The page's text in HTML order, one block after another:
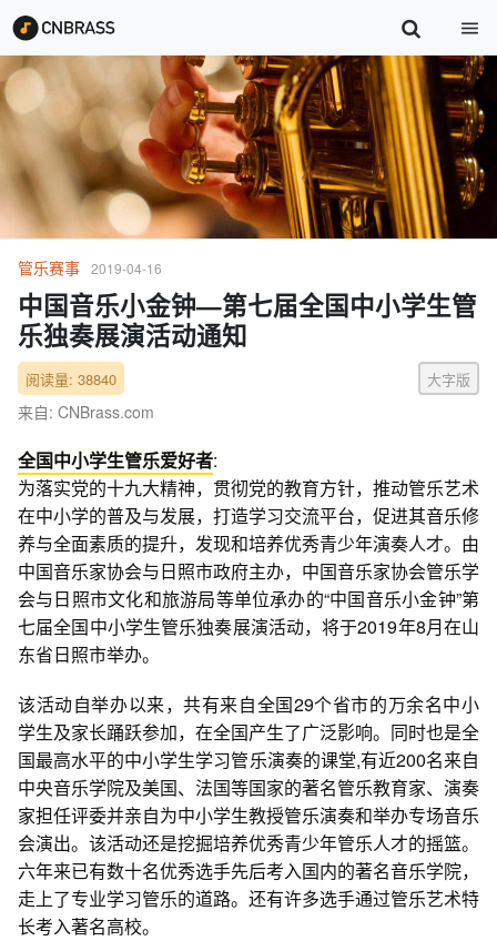
管乐赛事 2019-04-16
中国音乐小金钟—第七届全国中小学生管
乐独奏展演活动通知
阅读量: 38840 大字版
来自: CNBrass.com
全国中小学生管乐爱好者:
为落实党的十九大精神，贯彻党的教育方针，推动管乐艺术
在中小学的普及与发展，打造学习交流平台，促进其音乐修
养与全面素质的提升，发现和培养优秀青少年演奏人才。由
中国音乐家协会与日照市政府主办，中国音乐家协会管乐学
会与日照市文化和旅游局等单位承办的“中国音乐小金钟”第
七届全国中小学生管乐独奏展演活动，将于2019年8月在山
东省日照市举办。
该活动自举办以来，共有来自全国29个省市的万余名中小
学生及家长踊跃参加，在全国产生了广泛影响。同时也是全
国最高水平的中小学生学习管乐演奏的课堂,有近200名来自
中央音乐学院及美国、法国等国家的著名管乐教育家、演奏
家担任评委并亲自为中小学生教授管乐演奏和举办专场音乐
会演出。该活动还是挖掘培养优秀青少年管乐人才的摇篮。
六年来已有数十名优秀选手先后考入国内的著名音乐学院，
走上了专业学习管乐的道路。还有许多选手通过管乐艺术特
长考入著名高校。